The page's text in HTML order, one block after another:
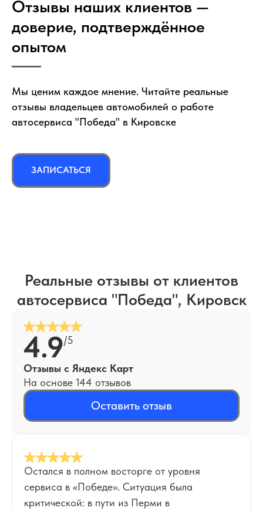
Отзывы наших клиентов —
доверие, подтверждённое
опытом
Мы ценим каждое мнение. Читайте реальные
отзывы владельцев автомобилей о работе
автосервиса "Победа" в Кировске
ЗАПИСАТЬСЯ
Реальные отзывы от клиентов
автосервиса "Победа", Кировск
4.9/5
Отзывы с Яндекс Карт
На основе 144 отзывов
Оставить отзыв
Остался в полном восторге от уровня
сервиса в «Победе». Ситуация была
критической: в пути из Перми в